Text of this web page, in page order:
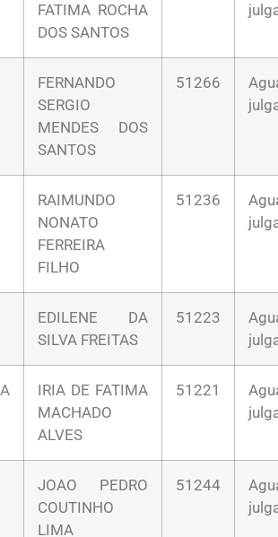
FATIMA ROCHA
DOS SANTOS
FERNANDO
SERGIO
MENDES DOS
SANTOS
51266
RAIMUNDO
NONATO
FERREIRA
FILHO
51236
EDILENE DA
SILVA FREITAS
51223
IRIA DE FATIMA
MACHADO
ALVES
51221
JOAO PEDRO
COUTINHO
LIMA
51244